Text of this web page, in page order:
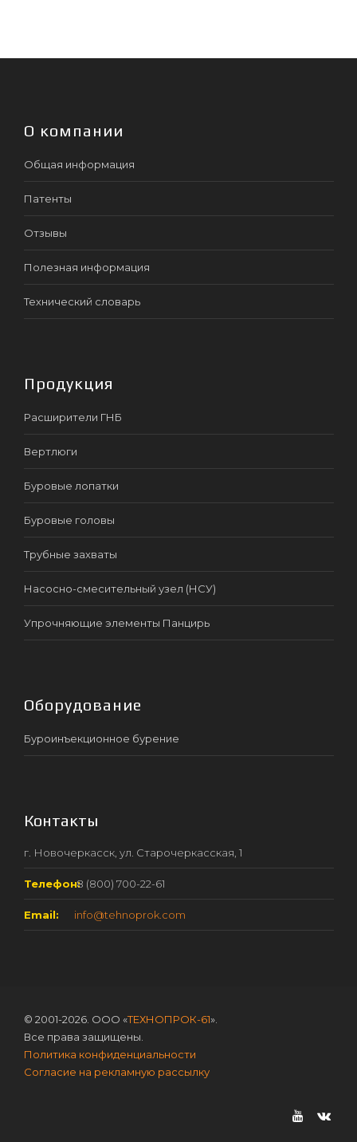
О компании
Общая информация
Патенты
Отзывы
Полезная информация
Технический словарь
Продукция
Расширители ГНБ
Вертлюги
Буровые лопатки
Буровые головы
Трубные захваты
Насосно-смесительный узел (НСУ)
Упрочняющие элементы Панцирь
Оборудование
Буроинъекционное бурение
Контакты
г. Новочеркасск, ул. Старочеркасская, 1
Телефон:8 (800) 700-22-61
Email: info@tehnoprok.com
© 2001-2026. ООО «ТЕХНОПРОК-61».
Все права защищены.
Политика конфиденциальности
Согласие на рекламную рассылку